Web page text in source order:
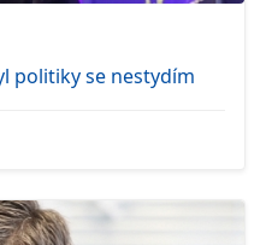
politiky se nestydím